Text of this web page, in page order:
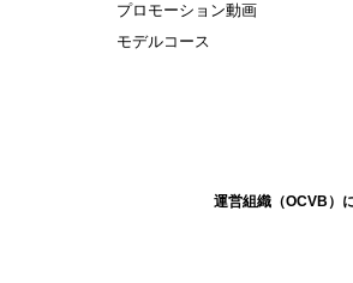
プロモーション動画
モデルコース
運営組織（OCVB）